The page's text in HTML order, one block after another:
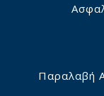
Παραλαβή